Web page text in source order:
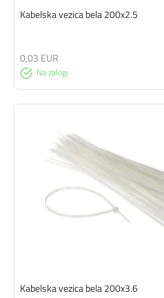
Kabelska vezica bela 200x2.5
Na zalogi
0,03 EUR
Kabelska vezica bela 200x3.6